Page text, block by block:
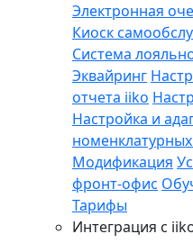
Электронная
Киоск
Система
Эквайринг
отчета iiko
Настройка и
Модификация
фронт-офис
Тарифы
Интеграция с